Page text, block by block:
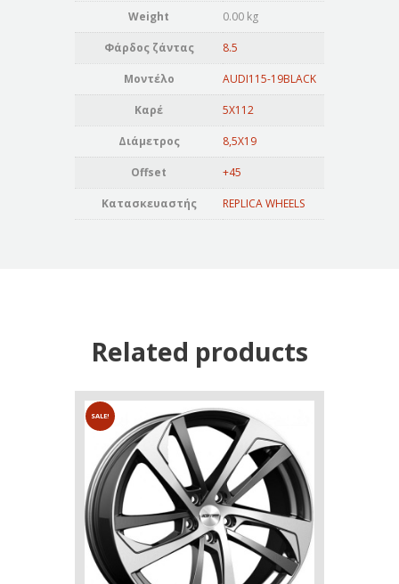
Weight 0.00 kg
Φάρδος ζάντας 8.5
Μοντέλο AUDI115-19BLACK
Καρέ 5X112
Διάμετρος 8,5X19
Offset +45
Κατασκευαστής REPLICA WHEELS
Related products
SALE!